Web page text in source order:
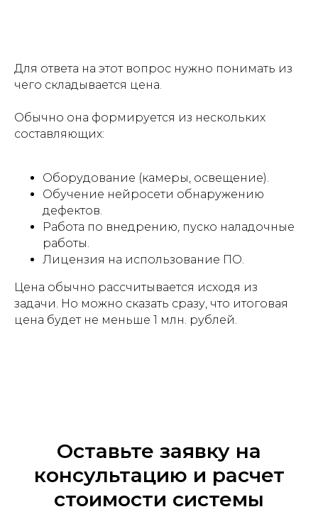
Для ответа на этот вопрос нужно понимать из
чего складывается цена.
Обычно она формируется из нескольких
составляющих:
Оборудование (камеры, освещение).
Обучение нейросети обнаружению
дефектов.
Работа по внедрению, пуско наладочные
работы.
Лицензия на использование ПО.
Цена обычно рассчитывается исходя из
задачи. Но можно сказать сразу, что итоговая
цена будет не меньше 1 млн. рублей.
Оставьте заявку на
консультацию и расчет
стоимости системы